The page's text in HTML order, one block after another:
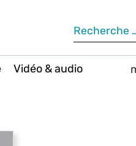
Vidéo & audio